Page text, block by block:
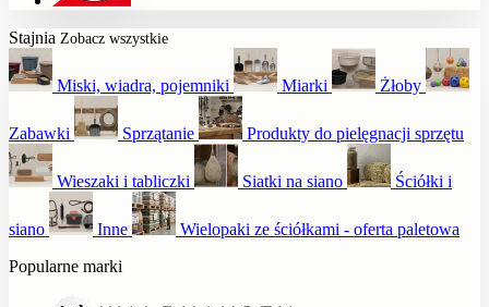
Stajnia Zobacz wszystkie
Miski, wiadra, pojemniki Miarki Żłoby
Zabawki Sprzątanie Produkty do pielęgnacji sprzętu
Wieszaki i tabliczki Siatki na siano Ściółki i
siano Inne
Wielopaki ze ściółkami - oferta paletowa
Popularne marki